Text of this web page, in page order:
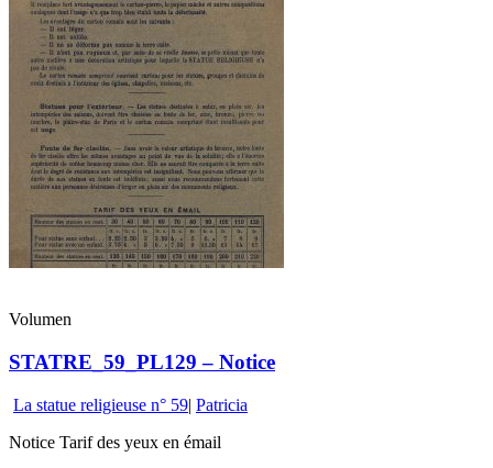
Volumen
STATRE_59_PL129 – Notice
La statue religieuse n° 59| Patricia
Notice Tarif des yeux en émail